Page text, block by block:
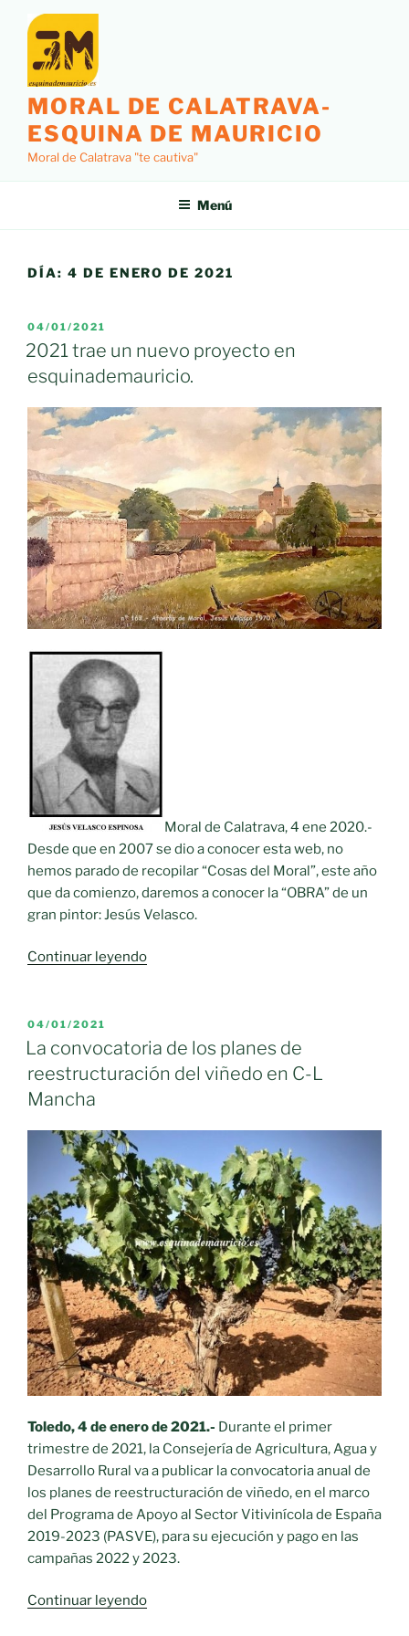
contenido
MORAL DE CALATRAVA-
ESQUINA DE MAURICIO
Moral de Calatrava "te cautiva"
Menú
DÍA: 4 DE ENERO DE 2021
PUBLICADO
EL
04/01/2021
2021 trae un nuevo proyecto en
esquinademauricio.
Moral de Calatrava, 4 ene 2020.-
Desde que en 2007 se dio a conocer esta web, no
hemos parado de recopilar “Cosas del Moral”, este año
que da comienzo, daremos a conocer la “OBRA” de un
gran pintor: Jesús Velasco.
Continuar leyendo«2021
proyecto
en
PUBLICADO
EL
04/01/2021
La convocatoria de los planes de
reestructuración del viñedo en C-L
Mancha
Toledo, 4 de enero de 2021.- Durante el primer
trimestre de 2021, la Consejería de Agricultura, Agua y
Desarrollo Rural va a publicar la convocatoria anual de
los planes de reestructuración de viñedo, en el marco
del Programa de Apoyo al Sector Vitivinícola de España
2019-2023 (PASVE), para su ejecución y pago en las
campañas 2022 y 2023.
Continuar leyendo«La